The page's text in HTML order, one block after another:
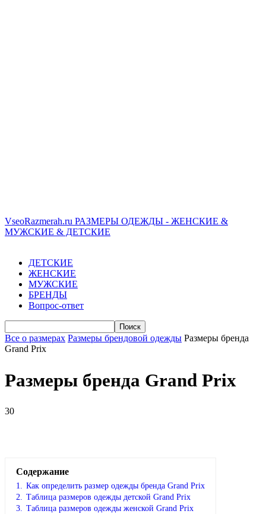
VseoRazmerah.ru РАЗМЕРЫ ОДЕЖДЫ - ЖЕНСКИЕ &
МУЖСКИЕ & ДЕТСКИЕ
ДЕТСКИЕ
ЖЕНСКИЕ
МУЖСКИЕ
БРЕНДЫ
Вопрос-ответ
Все о размерах Размеры брендовой одежды Размеры бренда
Grand Prix
Размеры бренда Grand Prix
30
Содержание
1. Как определить размер одежды брендa Grand Prix
2. Таблица размеров одежды детской Grand Prix
3. Таблица размеров одежды женской Grand Prix